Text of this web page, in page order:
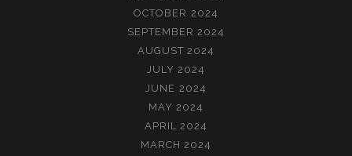
OCTOBER 2024
SEPTEMBER 2024
AUGUST 2024
JULY 2024
JUNE 2024
MAY 2024
APRIL 2024
MARCH 2024